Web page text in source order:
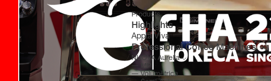
Products
Highlights
Appia Viva
Professional Coffee Machines
NUOVA Aurelia
―
MP
―Volumétrica